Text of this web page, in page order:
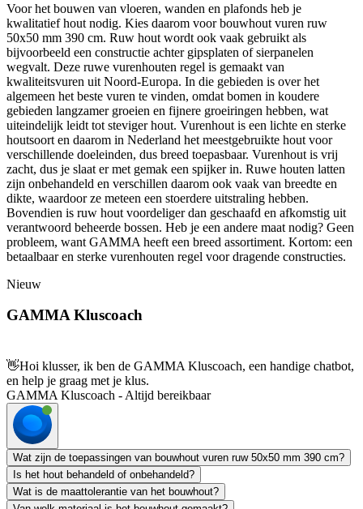
Voor het bouwen van vloeren, wanden en plafonds heb je
kwalitatief hout nodig. Kies daarom voor bouwhout vuren ruw
50x50 mm 390 cm. Ruw hout wordt ook vaak gebruikt als
bijvoorbeeld een constructie achter gipsplaten of sierpanelen
wegvalt. Deze ruwe vurenhouten regel is gemaakt van
kwaliteitsvuren uit Noord-Europa. In die gebieden is over het
algemeen het beste vuren te vinden, omdat bomen in koudere
gebieden langzamer groeien en fijnere groeiringen hebben, wat
uiteindelijk leidt tot steviger hout. Vurenhout is een lichte en sterke
houtsoort en daarom in Nederland het meestgebruikte hout voor
verschillende doeleinden, dus breed toepasbaar. Vurenhout is vrij
zacht, dus je slaat er met gemak een spijker in. Ruwe houten latten
zijn onbehandeld en verschillen daarom ook vaak van breedte en
dikte, waardoor ze meteen een stoerdere uitstraling hebben.
Bovendien is ruw hout voordeliger dan geschaafd en afkomstig uit
verantwoord beheerde bossen. Heb je een andere maat nodig? Geen
probleem, want GAMMA heeft een breed assortiment. Kortom: een
betaalbaar en sterke vurenhouten regel voor dragende constructies.
Nieuw
GAMMA Kluscoach
👋Hoi klusser, ik ben de GAMMA Kluscoach, een handige chatbot,
en help je graag met je klus.
GAMMA Kluscoach - Altijd bereikbaar
Wat zijn de toepassingen van bouwhout vuren ruw 50x50 mm 390 cm?
Is het hout behandeld of onbehandeld?
Wat is de maattolerantie van het bouwhout?